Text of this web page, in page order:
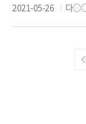
강 2018년 찾아가는
부산마을교육공동
2021-05-26 다